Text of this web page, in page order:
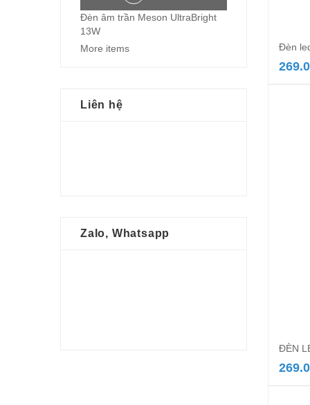
Đèn
ĐÈN
Đèn âm trần Meson UltraBright
13W
More items
Liên hệ
Zalo, Whatsapp